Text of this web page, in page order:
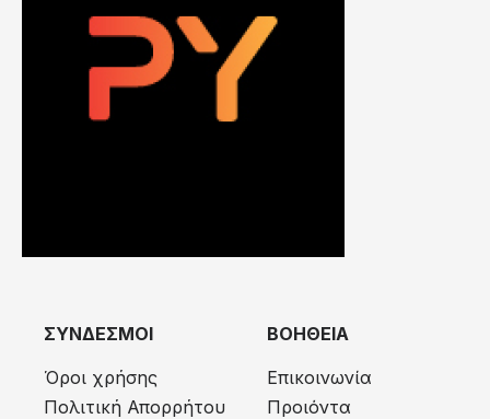
ΣΥΝΔΕΣΜΟΙ
Όροι χρήσης
Πολιτική Απορρήτου
ΒΟΗΘΕΙΑ
Επικοινωνία
Προιόντα